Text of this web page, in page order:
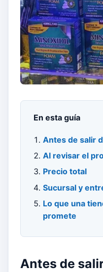
En esta guía
Antes de salir
Al revisar el
Precio total
Sucursal y
Lo que una
promete
Antes de